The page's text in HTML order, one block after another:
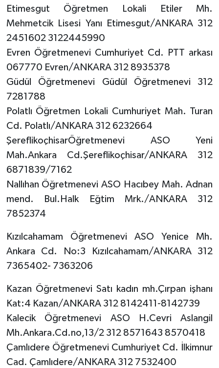
Etimesgut Öğretmen Lokali Etiler Mh.
Mehmetcik Lisesi Yanı Etimesgut/ANKARA 312
2451602 3122445990
Evren Öğretmenevi Cumhuriyet Cd. PTT arkası
067770 Evren/ANKARA 312 8935378
Güdül Öğretmenevi Güdül Öğretmenevi 312
7281788
Polatlı Öğretmen Lokali Cumhuriyet Mah. Turan
Cd. Polatlı/ANKARA 312 6232664
ŞereflikoçhisarÖğretmenevi ASO Yeni
Mah.Ankara Cd.Şereflikoçhisar/ANKARA 312
6871839/7162
Nallıhan Öğretmenevi ASO Hacıbey Mah. Adnan
mend. Bul.Halk Eğtim Mrk./ANKARA 312
7852374
Kızılcahamam Öğretmenevi ASO Yenice Mh.
Ankara Cd. No:3 Kızılcahamam/ANKARA 312
7365402- 7363206
Kazan Öğretmenevi Satı kadın mh.Çırpan işhanı
Kat:4 Kazan/ANKARA 312 8142411-8142739
Kalecik Öğretmenevi ASO H.Cevri Aslangil
Mh.Ankara.Cd.no,13/2 312 8571643 8570418
Çamlıdere Öğretmenevi Cumhuriyet Cd. İlkimnur
Cad. Çamlıdere/ANKARA 312 7532400